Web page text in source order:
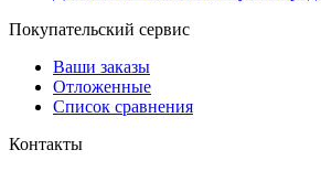
Покупательский сервис
Ваши заказы
Отложенные
Список сравнения
Контакты